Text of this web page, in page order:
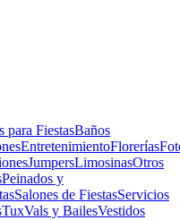
para FiestasBaños
EntretenimientoFlorerías
JumpersLimosinasOtros
Peinados y
Salones de FiestasServicios
TuxVals y BailesVestidos